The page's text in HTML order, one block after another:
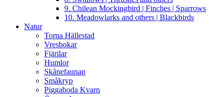
9. Chilean Mockingbird | Finches | Sparrows
10. Meadowlarks and others | Blackbirds
Natur
Torna Hällestad
Vresbokar
Fjärilar
Humlor
Skånefaunan
Småkryp
Piggaboda Kvarn